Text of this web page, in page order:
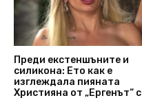
Преди екстеншъните и
силикона: Ето как е
изглеждала пияната
Християна от „Ергенът“ с